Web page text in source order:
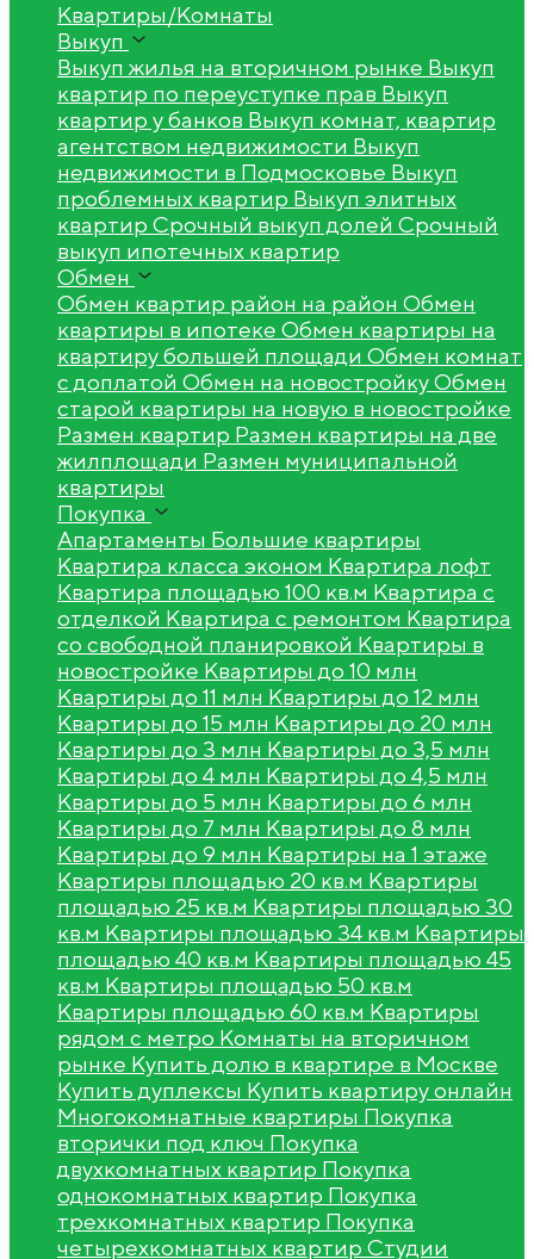
Квартиры/Комнаты
Выкуп
Выкуп жилья на вторичном рынке Выкуп
квартир по переуступке прав Выкуп
квартир у банков Выкуп комнат, квартир
агентством недвижимости Выкуп
недвижимости в Подмосковье Выкуп
проблемных квартир Выкуп элитных
квартир Срочный выкуп долей Срочный
выкуп ипотечных квартир
Обмен
Обмен квартир район на район Обмен
квартиры в ипотеке Обмен квартиры на
квартиру большей площади Обмен комнат
с доплатой Обмен на новостройкуОбмен
старой квартиры на новую в новостройке
Размен квартир Размен квартиры на две
жилплощади Размен муниципальной
квартиры
Покупка
Апартаменты Большие квартиры
Квартира класса эконом Квартира лофт
Квартира площадью 100 кв.м Квартира с
отделкой Квартира с ремонтом Квартира
со свободной планировкой Квартиры в
новостройке Квартиры до 10 млн
Квартиры до 11 млн Квартиры до 12 млн
Квартиры до 15 млн Квартиры до 20 млн
Квартиры до 3 млн Квартиры до 3,5 млн
Квартиры до 4 млн Квартиры до 4,5 млн
Квартиры до 5 млн Квартиры до 6 млн
Квартиры до 7 млн Квартиры до 8 млн
Квартиры до 9 млн Квартиры на 1 этаже
Квартиры площадью 20 кв.м Квартиры
площадью 25 кв.м Квартиры площадью 30
кв.м Квартиры площадью 34 кв.м Квартиры
площадью 40 кв.м Квартиры площадью 45
кв.м Квартиры площадью 50 кв.м
Квартиры площадью 60 кв.м Квартиры
рядом с метро Комнаты на вторичном
рынке Купить долю в квартире в Москве
Купить дуплексы Купить квартиру онлайн
Многокомнатные квартиры Покупка
вторички под ключ Покупка
двухкомнатных квартир Покупка
однокомнатных квартир Покупка
трехкомнатных квартир Покупка
четырехкомнатных квартир Студии